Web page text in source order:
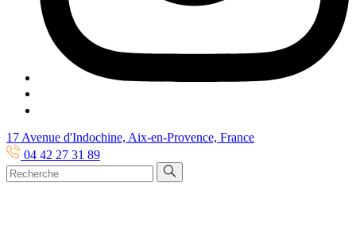
17 Avenue d'Indochine, Aix-en-Provence, France
04 42 27 31 89